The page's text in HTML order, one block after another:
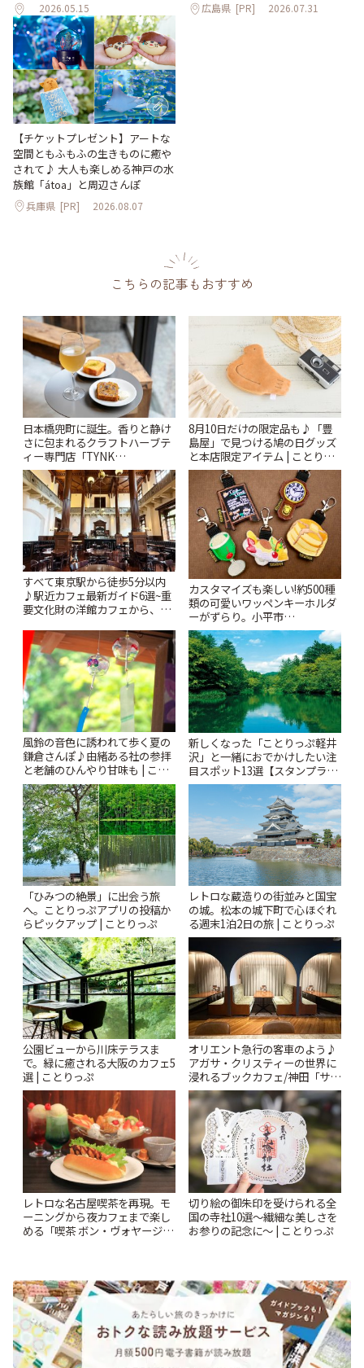
2026.05.15 広島県 [PR] 2026.07.31
【チケットプレゼント】アートな
空間ともふもふの生きものに癒や
されて♪ 大人も楽しめる神戸の水
族館「átoa」と周辺さんぽ
兵庫県 [PR] 2026.08.07
こちらの記事もおすすめ
日本橋兜町に誕生。香りと静け
さに包まれるクラフトハーブテ
ィー専門店「TYNK
Kabutocho」 | ことりっぷ
8月10日だけの限定品も♪「豊
島屋」で見つける鳩の日グッズ
と本店限定アイテム | ことりっ
ぷ
すべて東京駅から徒歩5分以内
♪駅近カフェ最新ガイド6選~重
要文化財の洋館カフェから、改
りっぷ
カスタマイズも楽しい!約500種
類の可愛いワッペンキーホルダ
ーがずらり。小平市
「Kimamaya T&K」 | ことりっ
ぷ
風鈴の音色に誘われて歩く夏の
鎌倉さんぽ♪由緒ある社の参拝
と老舗のひんやり甘味も | こと
りっぷ
新しくなった「ことりっぷ軽井
沢」と一緒におでかけしたい注
目スポット13選【スタンプラリ
ー開催中】 | ことりっぷ
「ひみつの絶景」に出会う旅
へ。ことりっぷアプリの投稿か
らピックアップ | ことりっぷ
レトロな蔵造りの街並みと国宝
の城。松本の城下町で心ほぐれ
る週末1泊2日の旅 | ことりっぷ
公園ビューから川床テラスま
で。緑に癒される大阪のカフェ5
選 | ことりっぷ
オリエント急行の客車のよう♪
アガサ・クリスティーの世界に
浸れるブックカフェ/神田「サロ
ンクリスティ」 | ことりっぷ
レトロな名古屋喫茶を再現。モ
ーニングから夜カフェまで楽し
める「喫茶 ボン・ヴォヤージ
切り絵の御朱印を受けられる全
国の寺社10選〜繊細な美しさを
お参りの記念に〜 | ことりっぷ